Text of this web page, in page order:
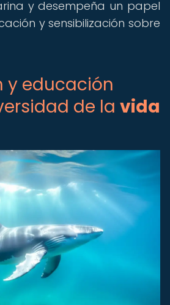
y desempeña un papel
y sensibilización sobre
y educación
de la vida